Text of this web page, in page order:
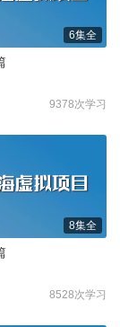
6集全
9378次学习
8集全
8528次学习